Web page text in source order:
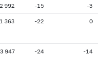
992 -15 -3
363 -22 0
947 -24 -14